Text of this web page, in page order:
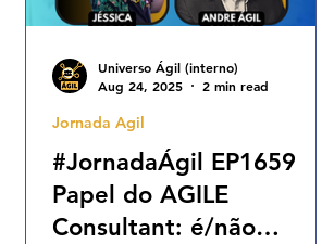
#JornadaÁgil EP1659
Papel do AGILE
Consultant: é/não
Jornada Agil
Universo Ágil (interno)
Aug 24, 2025
2 min read